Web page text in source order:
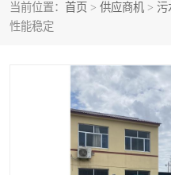
当前位置： 首页 > 供应商机 > 污
性能稳定
污水处理设备
生活污水处理设备
洗涤污水处理设备
诊所门诊污水处理设备